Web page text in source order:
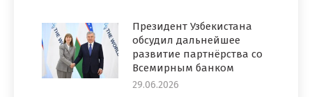
Президент Узбекистана
обсудил дальнейшее
развитие партнёрства со
Всемирным банком
29.06.2026